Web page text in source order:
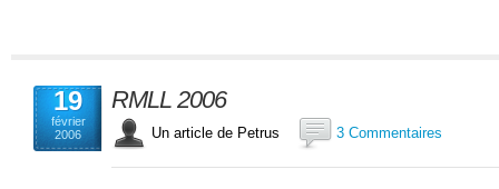
19
février
2006
RMLL 2006
Un article de Petrus 3 Commentaires